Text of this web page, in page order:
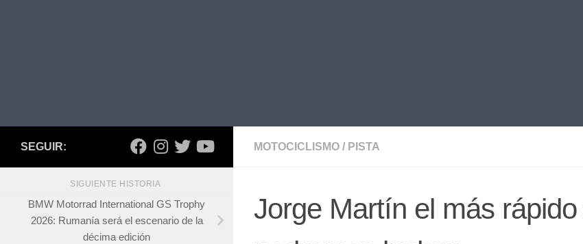
MOTOCICLISMO / PISTA
Jorge Martín el más
SEGUIR:
SIGUIENTE HISTORIA
BMW Motorrad International GS Trophy
2026: Rumanía será el escenario de la
décima edición